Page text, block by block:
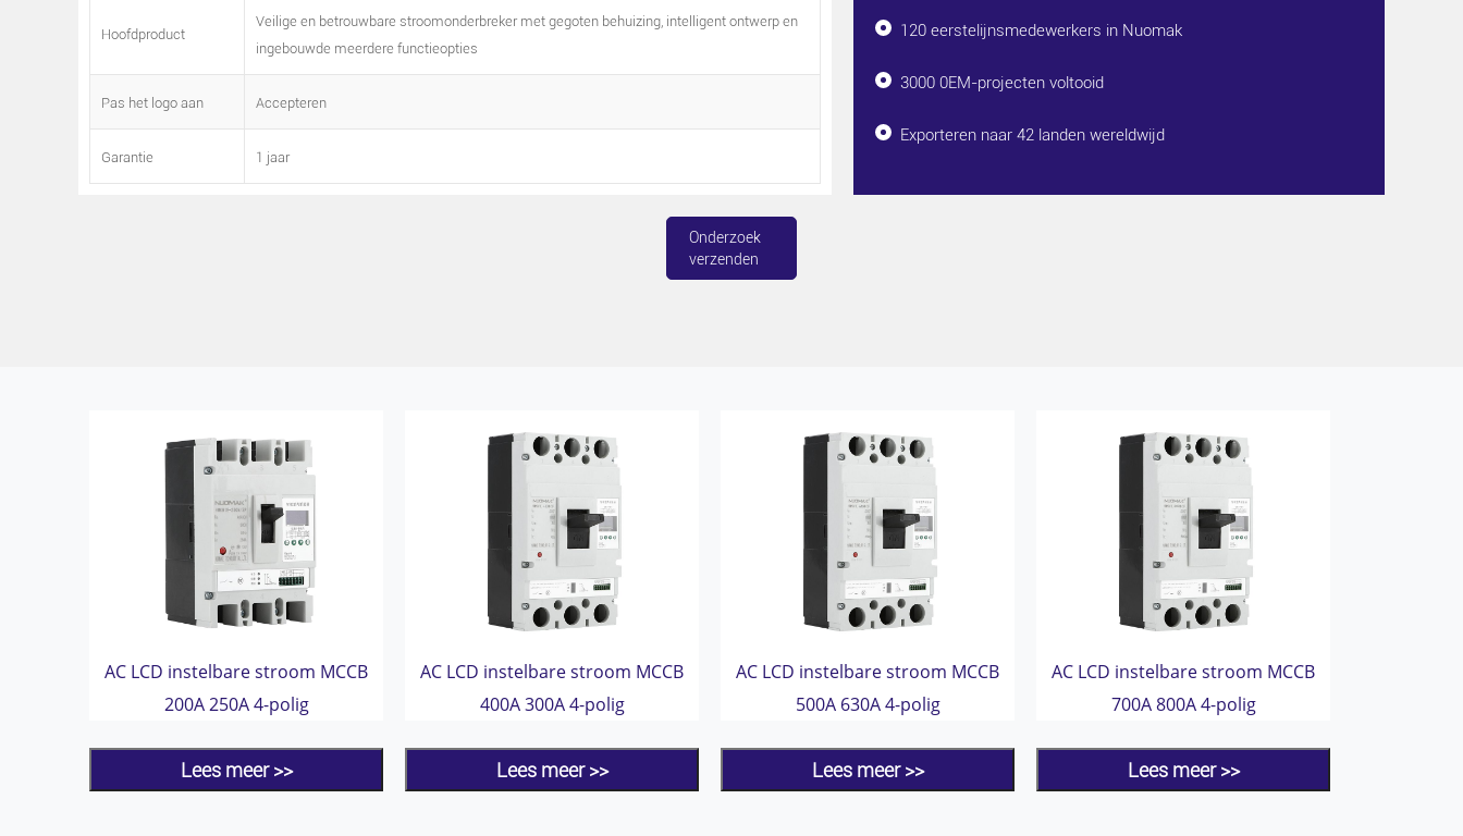
Hoofdproduct
Veilige en betrouwbare stroomonderbreker met gegoten behuizing, intelligent ontwerp en
ingebouwde meerdere functieopties
Pas het logo aan Accepteren
Garantie 1 jaar
120 eerstelijnsmedewerkers in Nuomak
3000 0EM-projecten voltooid
Exporteren naar 42 landen wereldwijd
Onderzoek
verzenden
AC LCD instelbare stroom MCCB
200A 250A 4-polig
Lees meer >>
AC LCD instelbare stroom MCCB
400A 300A 4-polig
Lees meer >>
AC LCD instelbare stroom MCCB
500A 630A 4-polig
Lees meer >>
AC LCD instelbare stroom MCCB
700A 800A 4-polig
Lees meer >>